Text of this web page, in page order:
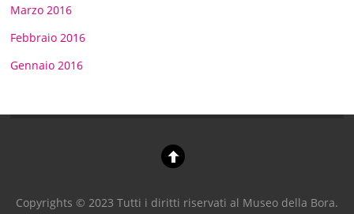
Marzo 2016
Febbraio 2016
Gennaio 2016
Copyrights © 2023 Tutti i diritti riservati al Museo della Bora.